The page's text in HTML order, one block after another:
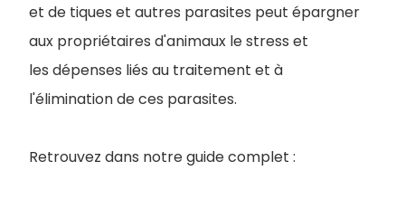
et de tiques et autres parasites peut épargner
aux propriétaires d'animaux le stress et
les dépenses liés au traitement et à
l'élimination de ces parasites.
Retrouvez dans notre guide complet :